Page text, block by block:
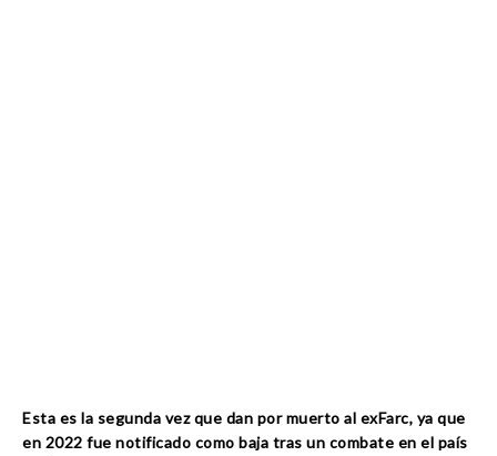
Esta es la segunda vez que dan por muerto al exFarc, ya que
en 2022 fue notificado como baja tras un combate en el país